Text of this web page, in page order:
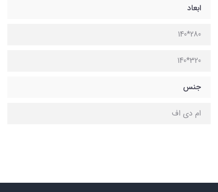
ابعاد
280*140
320*140
جنس
ام دی اف